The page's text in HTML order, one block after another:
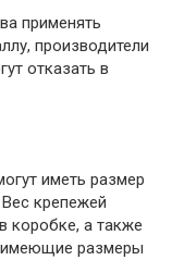
применять
производители
отказать в
иметь размер
крепежей
коробке, а также
имеющие размеры